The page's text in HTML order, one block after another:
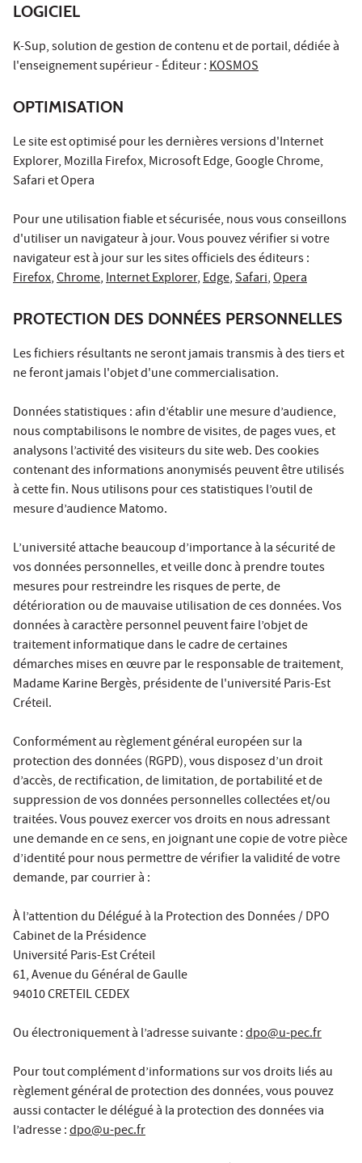
LOGICIEL
K-Sup, solution de gestion de contenu et de portail, dédiée à
l'enseignement supérieur - Éditeur :KOSMOS
OPTIMISATION
Le site est optimisé pour les dernières versions d'Internet
Explorer, Mozilla Firefox, Microsoft Edge, Google Chrome,
Safari et Opera
Pour une utilisation fiable et sécurisée, nous vous conseillons
d'utiliser un navigateur à jour. Vous pouvez vérifier si votre
navigateur est à jour sur les sites officiels des éditeurs :
Firefox,Chrome,Internet Explorer,Edge,Safari,Opera
PROTECTION DES DONNÉES PERSONNELLES
Les fichiers résultants ne seront jamais transmis à des tiers et
ne feront jamais l'objet d'une commercialisation.
Données statistiques : afin d’établir une mesure d’audience,
nous comptabilisons le nombre de visites, de pages vues, et
analysons l’activité des visiteurs du site web. Des cookies
contenant des informations anonymisés peuvent être utilisés
à cette fin. Nous utilisons pour ces statistiques l’outil de
mesure d’audience Matomo.
L’université attache beaucoup d’importance à la sécurité de
vos données personnelles, et veille donc à prendre toutes
mesures pour restreindre les risques de perte, de
détérioration ou de mauvaise utilisation de ces données. Vos
données à caractère personnel peuvent faire l’objet de
traitement informatique dans le cadre de certaines
démarches mises en œuvre par le responsable de traitement,
Madame Karine Bergès, présidente de l'université Paris-Est
Créteil.
Conformément au règlement général européen sur la
protection des données (RGPD), vous disposez d’un droit
d’accès, de rectification, de limitation, de portabilité et de
suppression de vos données personnelles collectées et/ou
traitées. Vous pouvez exercer vos droits en nous adressant
une demande en ce sens, en joignant une copie de votre pièce
d’identité pour nous permettre de vérifier la validité de votre
demande, par courrier à :
À l’attention du Délégué à la Protection des Données / DPO
Cabinet de la Présidence
Université Paris-Est Créteil
61, Avenue du Général de Gaulle
94010 CRETEIL CEDEX
Ou électroniquement à l’adresse suivante :dpo@u-pec.fr
Pour tout complément d’informations sur vos droits liés au
règlement général de protection des données, vous pouvez
aussi contacter le délégué à la protection des données via
l’adresse :dpo@u-pec.fr